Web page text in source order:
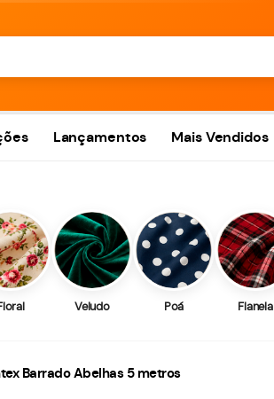
Lançamentos Mais Vendidos
Veludo Poá Flanela
Barrado Abelhas 5 metros